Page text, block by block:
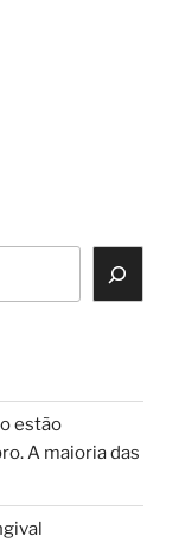
estão
A maioria das